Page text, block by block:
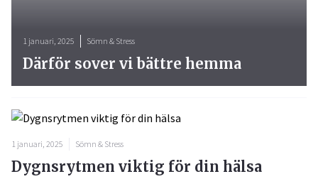
1 januari, 2025 Sömn & Stress
Därför sover vi bättre hemma
1 januari, 2025 Sömn & Stress
Dygnsrytmen viktig för din hälsa